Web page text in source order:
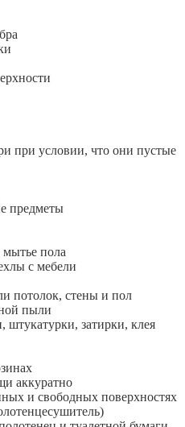
при условии, что они пустые
предметы
пола
с мебели
потолок, стены и пол
пыли
штукатурки, затирки, клея
аккуратно
и свободных поверхностях